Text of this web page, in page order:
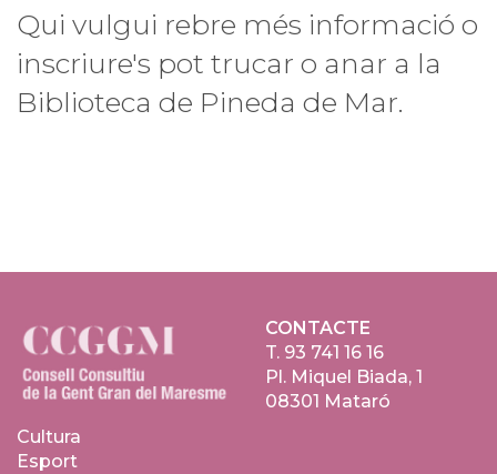
Qui vulgui rebre més informació o
inscriure's pot trucar o anar a la
Biblioteca de Pineda de Mar.
CONTACTE
T. 93 741 16 16
Pl. Miquel Biada, 1
08301 Mataró
Cultura
Esport